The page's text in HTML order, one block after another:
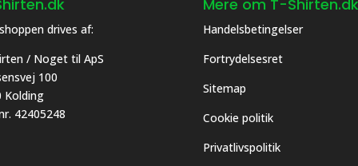
drives af:
/ Noget til ApS
100
Kolding
42405248
Mere om T-Shirten.dk
Handelsbetingelser
Fortrydelsesret
Sitemap
Cookie politik
Privatlivspolitik